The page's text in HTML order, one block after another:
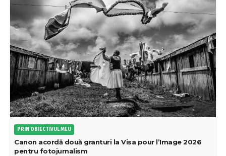
PRIN OBIECTIVUL MEU
Canon acordă două granturi la Visa pour l’Image 2026
pentru fotojurnalism